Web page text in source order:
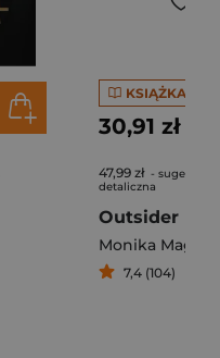
KSIĄŻKA
30,91 zł
47,99 zł -
detaliczna
Outsider
Monika
7,4 (104)